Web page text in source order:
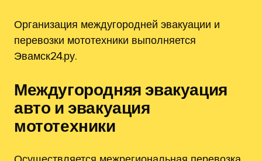
Организация междугородней эвакуации и
перевозки мототехники выполняется
Эвамск24.ру.
Междугородняя эвакуация
авто и эвакуация
мототехники